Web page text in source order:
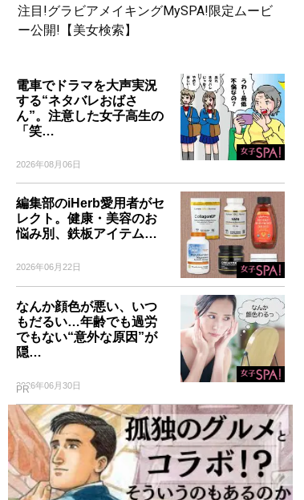
注目!グラビアメイキングMySPA!限定ムービ
ー公開!【美女検索】
電車でドラマを大声実況
する“ネタバレおばさ
ん”。注意した女子高生の
「笑…
2026年08月06日
編集部のiHerb愛用者がセ
レクト。健康・美容のお
悩み別、鉄板アイテム…
2026年06月22日
なんか顔色が悪い、いつ
もだるい…年齢でも過労
でもない“意外な原因”が
隠…
2026年06月30日
PR